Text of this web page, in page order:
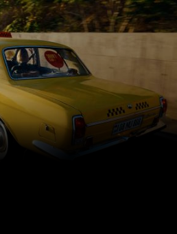
Lena na Kaukazie